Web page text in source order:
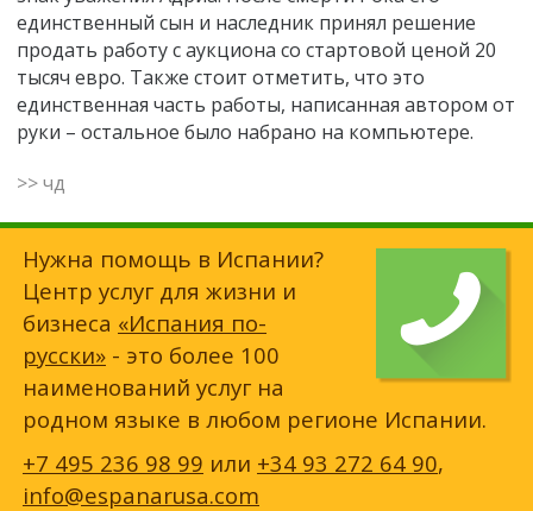
единственный сын и наследник принял решение
продать работу с аукциона со стартовой ценой 20
тысяч евро. Также стоит отметить, что это
единственная часть работы, написанная автором от
руки – остальное было набрано на компьютере.
>> чд
Нужна помощь в Испании?
Центр услуг для жизни и
бизнеса «Испания по-
русски» - это более 100
наименований услуг на
родном языке в любом регионе Испании.
+7 495 236 98 99 или +34 93 272 64 90,
info@espanarusa.com